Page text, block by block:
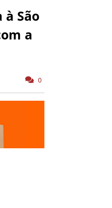
à São
a
0